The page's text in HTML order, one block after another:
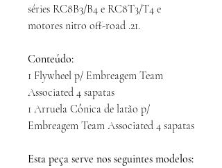
séries RC8B3/B4 e RC8T3/T4 e
motores nitro off-road .21.
Conteúdo:
1 Flywheel p/ Embreagem Team
Associated 4 sapatas
1 Arruela Cônica de latão p/
Embreagem Team Associated 4 sapatas
Esta peça serve nos seguintes modelos: